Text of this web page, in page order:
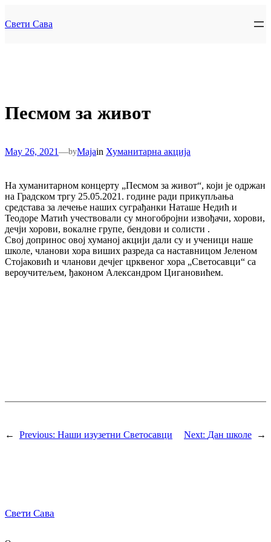
to
content
Свети Сава
Песмом за живот
May 26, 2021—byMajain Хуманитарна акција
На хуманитарном концерту „Песмом за живот“, који је одржан
на Градском тргу 25.05.2021. године ради прикупљања
средстава за лечење наших суграђанки Наташе Недић и
Теодоре Матић учествовали су многобројни извођачи, хорови,
дечји хорови, вокалне групе, бендови и солисти .
Свој допринос овој хуманој акцији дали су и ученици наше
школе, чланови хора виших разреда са наставницом Јеленом
Стојаковић и чланови дечјег црквеног хора „Светосавци“ са
вероучитељeм, ђаконом Александром Цигановићем.
← Previous: Наши изузетни Светосавци Next: Дан школе →
Свети Сава